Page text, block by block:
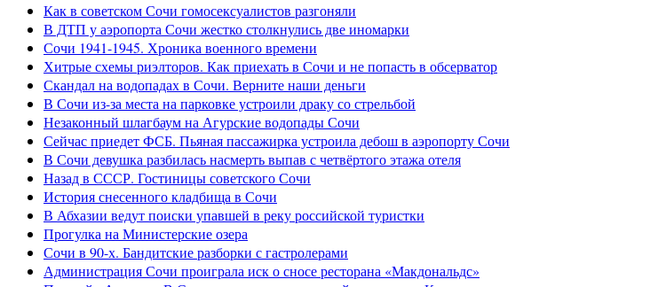
Как в советском Сочи гомосексуалистов разгоняли
В ДТП у аэропорта Сочи жестко столкнулись две иномарки
Сочи 1941-1945. Хроника военного времени
Хитрые схемы риэлторов. Как приехать в Сочи и не попасть в обсерватор
Скандал на водопадах в Сочи. Верните наши деньги
В Сочи из-за места на парковке устроили драку со стрельбой
Незаконный шлагбаум на Агурские водопады Сочи
Сейчас приедет ФСБ. Пьяная пассажирка устроила дебош в аэропорту Сочи
В Сочи девушка разбилась насмерть выпав с четвёртого этажа отеля
Назад в СССР. Гостиницы советского Сочи
История снесенного кладбища в Сочи
В Абхазии ведут поиски упавшей в реку российской туристки
Прогулка на Министерские озера
Сочи в 90-х. Бандитские разборки с гастролерами
Администрация Сочи проиграла иск о сносе ресторана «Макдональдс»